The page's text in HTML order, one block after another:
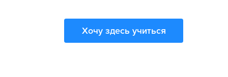
Хочу здесь учиться